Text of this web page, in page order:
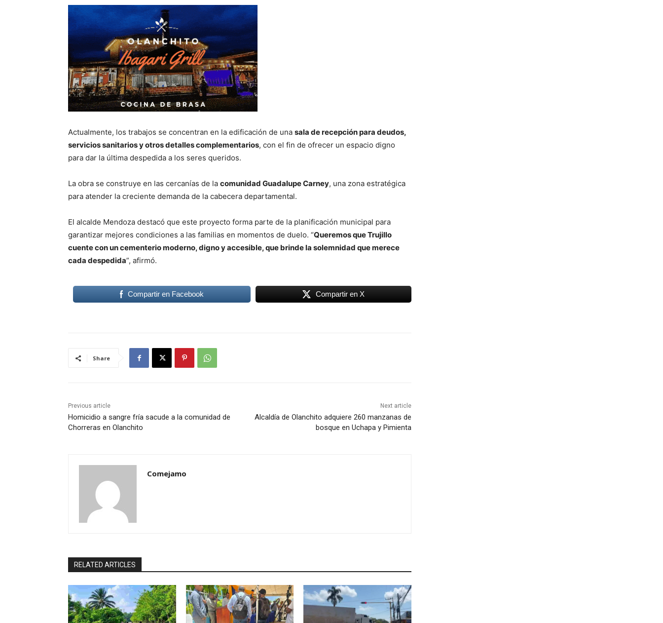
Actualmente, los trabajos se concentran en la edificación de una sala de recepción para deudos,
servicios sanitarios y otros detalles complementarios, con el fin de ofrecer un espacio digno
para dar la última despedida a los seres queridos.
La obra se construye en las cercanías de la comunidad Guadalupe Carney, una zona estratégica
para atender la creciente demanda de la cabecera departamental.
El alcalde Mendoza destacó que este proyecto forma parte de la planificación municipal para
garantizar mejores condiciones a las familias en momentos de duelo. “Queremos que Trujillo
cuente con un cementerio moderno, digno y accesible, que brinde la solemnidad que merece
cada despedida”, afirmó.
Compartir en Facebook Compartir en X
Share
Previous article
Homicidio a sangre fría sacude a la comunidad de
Chorreras en Olanchito
Next article
Alcaldía de Olanchito adquiere 260 manzanas de
bosque en Uchapa y Pimienta
Comejamo
RELATED ARTICLES